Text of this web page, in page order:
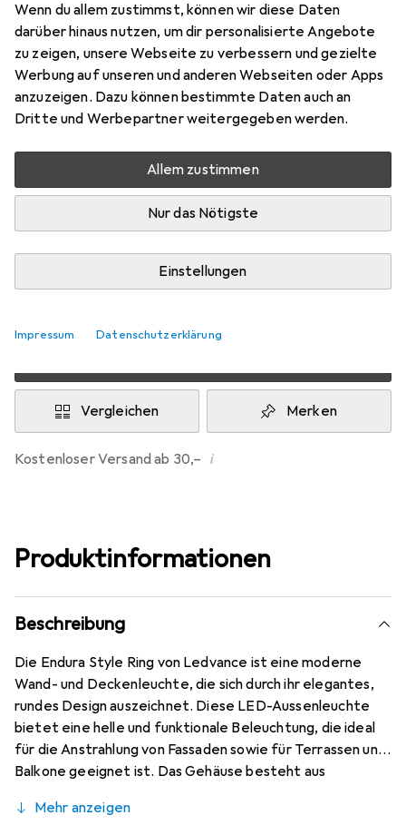
Wenn du allem zustimmst, können wir diese Daten
darüber hinaus nutzen, um dir personalisierte Angebote
zu zeigen, unsere Webseite zu verbessern und gezielte
Werbung auf unseren und anderen Webseiten oder Apps
anzuzeigen. Dazu können bestimmte Daten auch an
Dritte und Werbepartner weitergegeben werden.
Allem zustimmen
Nur das Nötigste
Einstellungen
Impressum Datenschutzerklärung
Preis in EUR inkl. MwSt.
Produktdatenblatt
Bewertungen Marke
Zwischen Mi, 12.8. und Do, 13.8. geliefert
10 Stück an Lager beim Drittanbieter
Lieferort angeben für genaue Lieferzeit
Angebot von i
Vergleichen Merken
Kostenloser Versand ab 30,– i
Produktinformationen
Beschreibung
Die Endura Style Ring von Ledvance ist eine moderne
Wand- und Deckenleuchte, die sich durch ihr elegantes,
rundes Design auszeichnet. Diese LED-Aussenleuchte
bietet eine helle und funktionale Beleuchtung, die ideal
für die Anstrahlung von Fassaden sowie für Terrassen und
Balkone geeignet ist. Das Gehäuse besteht aus
Langlebigkeit sorgt, sondern auch eine ansprechende
Mehr anzeigen